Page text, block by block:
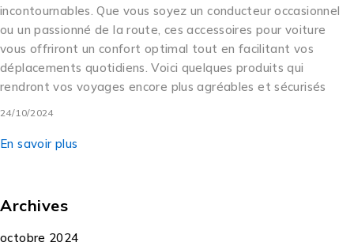
incontournables. Que vous soyez un conducteur occasionnel
ou un passionné de la route, ces accessoires pour voiture
vous offriront un confort optimal tout en facilitant vos
déplacements quotidiens. Voici quelques produits qui
rendront vos voyages encore plus agréables et sécurisés
24/10/2024
En savoir plus
Archives
octobre 2024